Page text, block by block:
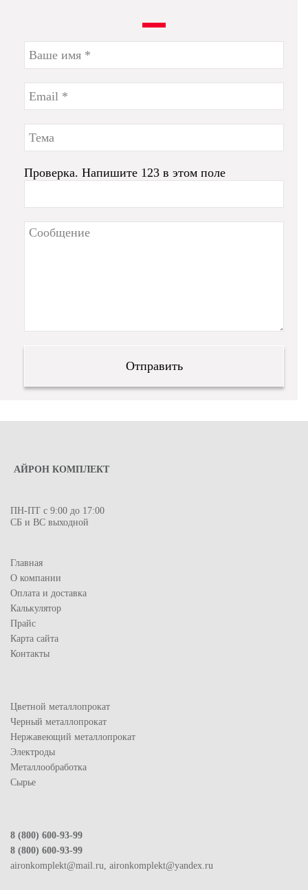
Проверка. Напишите 123 в этом поле
АЙРОН КОМПЛЕКТ
ПН-ПТ с 9:00 до 17:00
СБ и ВС выходной
Главная
О компании
Оплата и доставка
Калькулятор
Прайс
Карта сайта
Контакты
Цветной металлопрокат
Черный металлопрокат
Нержавеющий металлопрокат
Электроды
Металлообработка
Сырье
8 (800) 600-93-99
8 (800) 600-93-99
aironkomplekt@mail.ru, aironkomplekt@yandex.ru